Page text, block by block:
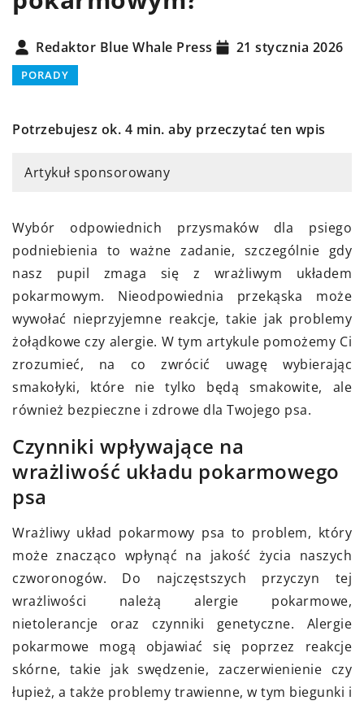
Redaktor Blue Whale Press 21 stycznia 2026
PORADY
Potrzebujesz ok. 4 min. aby przeczytać ten wpis
Artykuł sponsorowany
Wybór odpowiednich przysmaków dla psiego
podniebienia to ważne zadanie, szczególnie gdy
nasz pupil zmaga się z wrażliwym układem
pokarmowym. Nieodpowiednia przekąska może
wywołać nieprzyjemne reakcje, takie jak problemy
żołądkowe czy alergie. W tym artykule pomożemy Ci
zrozumieć, na co zwrócić uwagę wybierając
smakołyki, które nie tylko będą smakowite, ale
również bezpieczne i zdrowe dla Twojego psa.
Czynniki wpływające na
wrażliwość układu pokarmowego
psa
Wrażliwy układ pokarmowy psa to problem, który
może znacząco wpłynąć na jakość życia naszych
czworonogów. Do najczęstszych przyczyn tej
wrażliwości należą alergie pokarmowe,
nietolerancje oraz czynniki genetyczne. Alergie
pokarmowe mogą objawiać się poprzez reakcje
skórne, takie jak swędzenie, zaczerwienienie czy
łupież, a także problemy trawienne, w tym biegunki i